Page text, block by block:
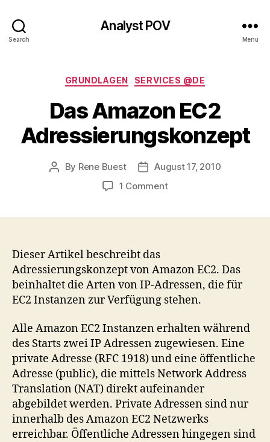
Search
Analyst POV
Menu
Categories
GRUNDLAGEN SERVICES @DE
Das Amazon EC2
Adressierungskonzept
Post
By Rene Buest
PostAugust 17, 2010
1 Commenton
Dieser Artikel beschreibt das
Adressierungskonzept von Amazon EC2. Das
beinhaltet die Arten von IP-Adressen, die für
EC2 Instanzen zur Verfügung stehen.
Alle Amazon EC2 Instanzen erhalten während
des Starts zwei IP Adressen zugewiesen. Eine
private Adresse (RFC 1918) und eine öffentliche
Adresse (public), die mittels Network Address
Translation (NAT) direkt aufeinander
abgebildet werden. Private Adressen sind nur
innerhalb des Amazon EC2 Netzwerks
erreichbar. Öffentliche Adressen hingegen sind